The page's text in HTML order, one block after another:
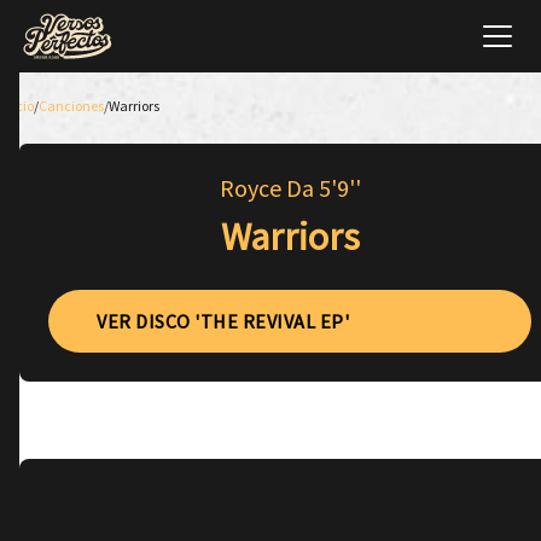
Inicio/Canciones/Warriors
Royce Da 5'9''
Warriors
VER DISCO 'THE REVIVAL EP'